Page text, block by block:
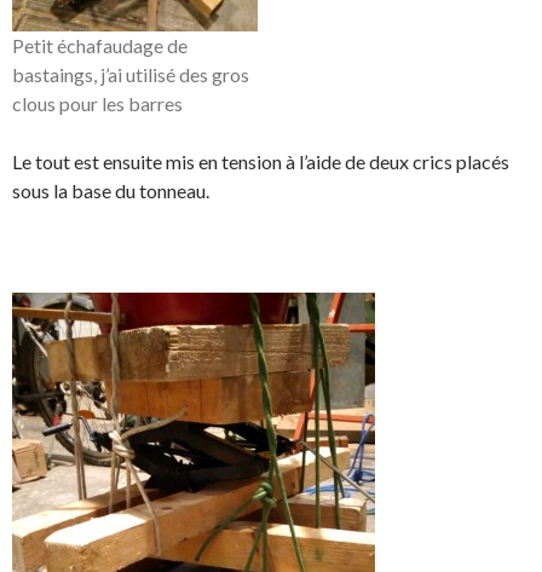
Petit échafaudage de
bastaings, j’ai utilisé des gros
clous pour les barres
Le tout est ensuite mis en tension à l’aide de deux crics placés
sous la base du tonneau.